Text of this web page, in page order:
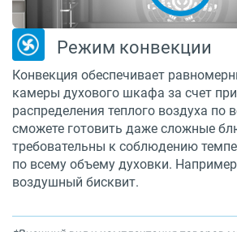
Режим конвекции
Конвекция обеспечивает
камеры духового шкафа за счет
распределения теплого воздуха по
сможете готовить даже сложные
требовательны к соблюдению
по всему объему духовки.
воздушный бисквит.